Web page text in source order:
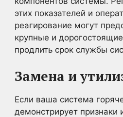
этих показателей и
реагирование могут
крупные и
продлить срок службы
Замена и
Если ваша система
демонстрирует признаки